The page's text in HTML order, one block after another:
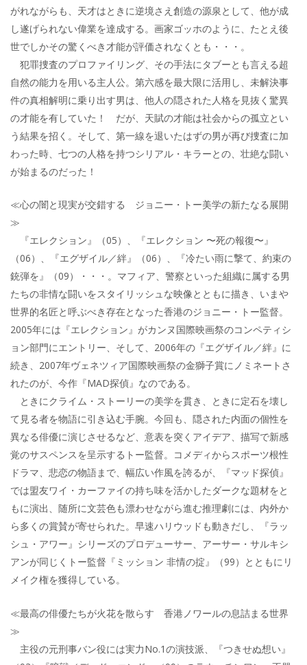
がれながらも、天才はときに逆境さえ創造の源泉として、他が成
し遂げられない偉業を達成する。画家ゴッホのように、たとえ後
世でしかその驚くべき才能が評価されなくとも・・・。
犯罪捜査のプロファイリング、その手法にタブーとも言える超
自然の能力を用いる主人公。第六感を最大限に活用し、未解決事
件の真相解明に乗り出す男は、他人の隠された人格を見抜く驚異
の才能を有していた！ だが、天賦の才能は社会からの孤立とい
う結果を招く。そして、第一線を退いたはずの男が再び捜査に加
わった時、七つの人格を持つシリアル・キラーとの、壮絶な闘い
が始まるのだった！
≪心の闇と現実が交錯する ジョニー・トー美学の新たなる展開
≫
『エレクション』（05）、『エレクション 〜死の報復〜』
（06）、『エグザイル／絆』（06）、『冷たい雨に撃て、約束の
銃弾を』（09）・・・。マフィア、警察といった組織に属する男
たちの非情な闘いをスタイリッシュな映像とともに描き、いまや
世界的名匠と呼ぶべき存在となった香港のジョニー・トー監督。
2005年には『エレクション』がカンヌ国際映画祭のコンペティシ
ョン部門にエントリー、そして、2006年の『エグザイル／絆』に
続き、2007年ヴェネツィア国際映画祭の金獅子賞にノミネートさ
れたのが、今作『MAD探偵』なのである。
ときにクライム・ストーリーの美学を貫き、ときに定石を壊し
て見る者を物語に引き込む手腕。今回も、隠された内面の個性を
異なる俳優に演じさせるなど、意表を突くアイデア、描写で新感
覚のサスペンスを呈示するトー監督。コメディからスポーツ根性
ドラマ、悲恋の物語まで、幅広い作風を誇るが、『マッド探偵』
では盟友ワイ・カーファイの持ち味を活かしたダークな題材をと
もに演出、随所に文芸色も漂わせながら進む推理劇には、内外か
ら多くの賞賛が寄せられた。早速ハリウッドも動きだし、『ラッ
シュ・アワー』シリーズのプロデューサー、アーサー・サルキシ
アンが同じくトー監督『ミッション 非情の掟』（99）とともにリ
メイク権を獲得している。
≪最高の俳優たちが火花を散らす 香港ノワールの息詰まる世界
≫
主役の元刑事バン役には実力No.1の演技派、『つきせぬ想い』